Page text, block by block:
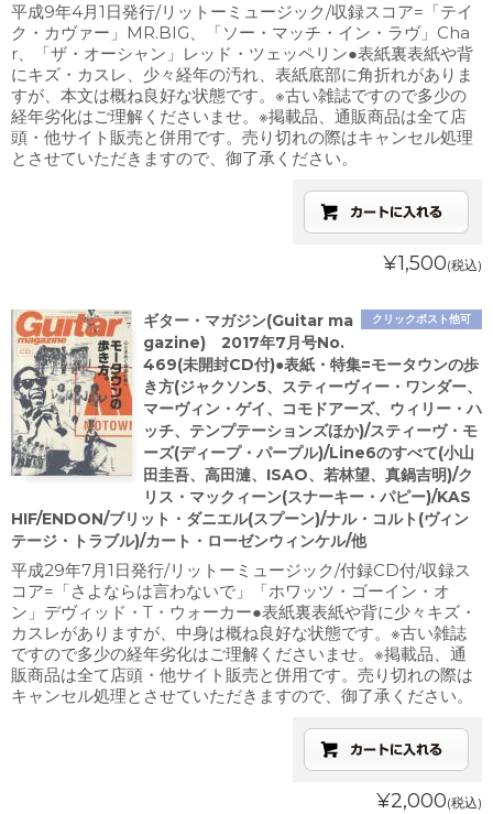
平成9年4月1日発行/リットーミュージック/収録スコア=「テイ
ク・カヴァー」MR.BIG、「ソー・マッチ・イン・ラヴ」Cha
r、「ザ・オーシャン」レッド・ツェッペリン●表紙裏表紙や背
にキズ・カスレ、少々経年の汚れ、表紙底部に角折れがありま
すが、本文は概ね良好な状態です。※古い雑誌ですので多少の
経年劣化はご理解くださいませ。※掲載品、通販商品は全て店
頭・他サイト販売と併用です。売り切れの際はキャンセル処理
とさせていただきますので、御了承ください。
¥1,500(税込)
クリックポスト他可
ギター・マガジン(Guitar ma
gazine) 2017年7月号No.
469(未開封CD付)●表紙・特集=モータウンの歩
き方(ジャクソン5、スティーヴィー・ワンダー、
マーヴィン・ゲイ、コモドアーズ、ウィリー・ハ
ッチ、テンプテーションズほか)/スティーヴ・モ
ーズ(ディープ・パープル)/Line6のすべて(小山
田圭吾、高田漣、ISAO、若林望、真鍋吉明)/ク
リス・マックィーン(スナーキー・パピー)/KAS
HIF/ENDON/ブリット・ダニエル(スプーン)/ナル・コルト(ヴィン
テージ・トラブル)/カート・ローゼンウィンケル/他
平成29年7月1日発行/リットーミュージック/付録CD付/収録ス
コア=「さよならは言わないで」「ホワッツ・ゴーイン・オ
ン」デヴィッド・T・ウォーカー●表紙裏表紙や背に少々キズ・
カスレがありますが、中身は概ね良好な状態です。※古い雑誌
ですので多少の経年劣化はご理解くださいませ。※掲載品、通
販商品は全て店頭・他サイト販売と併用です。売り切れの際は
キャンセル処理とさせていただきますので、御了承ください。
¥2,000(税込)